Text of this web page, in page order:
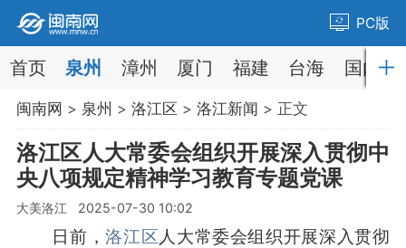
PC版
首页 泉州 漳州 厦门 福建 台海 国内
闽南网 > 泉州 > 洛江区 > 洛江新闻 > 正文
洛江区人大常委会组织开展深入贯彻中
央八项规定精神学习教育专题党课
大美洛江 2025-07-30 10:02
日前，洛江区人大常委会组织开展深入贯彻